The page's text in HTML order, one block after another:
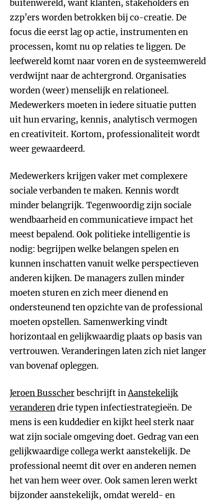
buitenwereld, want klanten, stakeholders en
zzp’ers worden betrokken bij co-creatie. De
focus die eerst lag op actie, instrumenten en
processen, komt nu op relaties te liggen. De
leefwereld komt naar voren en de systeemwereld
verdwijnt naar de achtergrond. Organisaties
worden (weer) menselijk en relationeel.
Medewerkers moeten in iedere situatie putten
uit hun ervaring, kennis, analytisch vermogen
en creativiteit. Kortom, professionaliteit wordt
weer gewaardeerd.
Medewerkers krijgen vaker met complexere
sociale verbanden te maken. Kennis wordt
minder belangrijk. Tegenwoordig zijn sociale
wendbaarheid en communicatieve impact het
meest bepalend. Ook politieke intelligentie is
nodig: begrijpen welke belangen spelen en
kunnen inschatten vanuit welke perspectieven
anderen kijken. De managers zullen minder
moeten sturen en zich meer dienend en
ondersteunend ten opzichte van de professional
moeten opstellen. Samenwerking vindt
horizontaal en gelijkwaardig plaats op basis van
vertrouwen. Veranderingen laten zich niet langer
van bovenaf opleggen.
Jeroen Busscherbeschrijft inAanstekelijk
veranderendrie typen infectiestrategieën. De
mens is een kuddedier en kijkt heel sterk naar
wat zijn sociale omgeving doet. Gedrag van een
gelijkwaardige collega werkt aanstekelijk. De
professional neemt dit over en anderen nemen
het van hem weer over. Ook samen leren werkt
bijzonder aanstekelijk, omdat wereld- en